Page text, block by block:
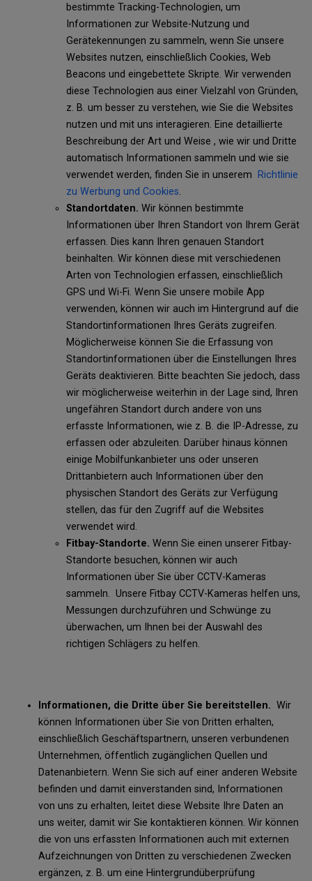
bestimmte Tracking-Technologien, um
Informationen zur Website-Nutzung und
Gerätekennungen zu sammeln, wenn Sie unsere
Websites nutzen, einschließlich Cookies, Web
Beacons und eingebettete Skripte. Wir verwenden
diese Technologien aus einer Vielzahl von Gründen,
z. B. um besser zu verstehen, wie Sie die Websites
nutzen und mit uns interagieren. Eine detaillierte
Beschreibung der Art und Weise , wie wir und Dritte
automatisch Informationen sammeln und wie sie
verwendet werden, finden Sie in unserem
Richtlinie
zu Werbung und Cookies.
Standortdaten. Wir können bestimmte
Informationen über Ihren Standort von Ihrem Gerät
erfassen. Dies kann Ihren genauen Standort
beinhalten. Wir können diese mit verschiedenen
Arten von Technologien erfassen, einschließlich
GPS und Wi-Fi. Wenn Sie unsere mobile App
verwenden, können wir auch im Hintergrund auf die
Standortinformationen Ihres Geräts zugreifen.
Möglicherweise können Sie die Erfassung von
Standortinformationen über die Einstellungen Ihres
Geräts deaktivieren. Bitte beachten Sie jedoch, dass
wir möglicherweise weiterhin in der Lage sind, Ihren
ungefähren Standort durch andere von uns
erfasste Informationen, wie z. B. die IP-Adresse, zu
erfassen oder abzuleiten. Darüber hinaus können
einige Mobilfunkanbieter uns oder unseren
Drittanbietern auch Informationen über den
physischen Standort des Geräts zur Verfügung
stellen, das für den Zugriff auf die Websites
verwendet wird.
Fitbay-Standorte. Wenn Sie einen unserer Fitbay-
Standorte besuchen, können wir auch
Informationen über Sie über CCTV-Kameras
sammeln. Unsere Fitbay CCTV-Kameras helfen uns,
Messungen durchzuführen und Schwünge zu
überwachen, um Ihnen bei der Auswahl des
richtigen Schlägers zu helfen.
Informationen, die Dritte über Sie bereitstellen. Wir
können Informationen über Sie von Dritten erhalten,
einschließlich Geschäftspartnern, unseren verbundenen
Unternehmen, öffentlich zugänglichen Quellen und
Datenanbietern. Wenn Sie sich auf einer anderen Website
befinden und damit einverstanden sind, Informationen
von uns zu erhalten, leitet diese Website Ihre Daten an
uns weiter, damit wir Sie kontaktieren können. Wir können
die von uns erfassten Informationen auch mit externen
Aufzeichnungen von Dritten zu verschiedenen Zwecken
ergänzen, z. B. um eine Hintergrundüberprüfung